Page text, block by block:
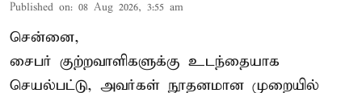
Published on: 08 Aug 2026, 3:55 am
சென்னை,
சைபர் குற்றவாளிகளுக்கு உடந்தையாக
செயல்பட்டு, அவர்கள் நூதனமான முறையில்